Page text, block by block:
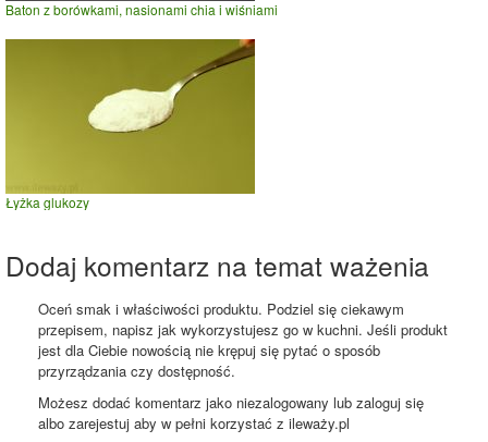
Baton z borówkami, nasionami chia i wiśniami
Łyżka glukozy
Dodaj komentarz na temat ważenia
Oceń smak i właściwości produktu. Podziel się ciekawym
przepisem, napisz jak wykorzystujesz go w kuchni. Jeśli produkt
jest dla Ciebie nowością nie krępuj się pytać o sposób
przyrządzania czy dostępność.
Możesz dodać komentarz jako niezalogowany lub zaloguj się
albo zarejestuj aby w pełni korzystać z ileważy.pl